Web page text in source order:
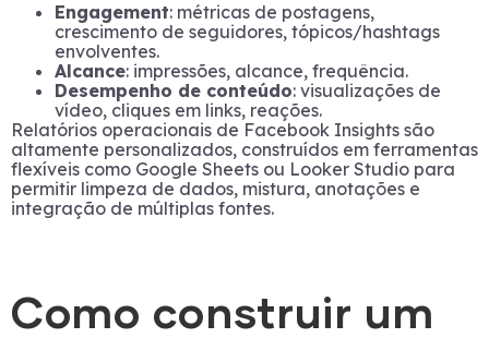
Engagement: métricas de postagens,
crescimento de seguidores, tópicos/hashtags
envolventes.
Alcance: impressões, alcance, frequência.
Desempenho de conteúdo: visualizações de
vídeo, cliques em links, reações.
Relatórios operacionais de Facebook Insights são
altamente personalizados, construídos em ferramentas
flexíveis como Google Sheets ou Looker Studio para
permitir limpeza de dados, mistura, anotações e
integração de múltiplas fontes.
Como construir um